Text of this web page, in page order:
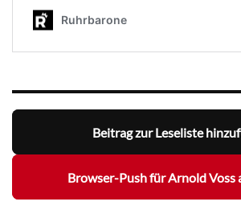
Beitrag zur Leseliste
Browser-Push für Arnold Voss